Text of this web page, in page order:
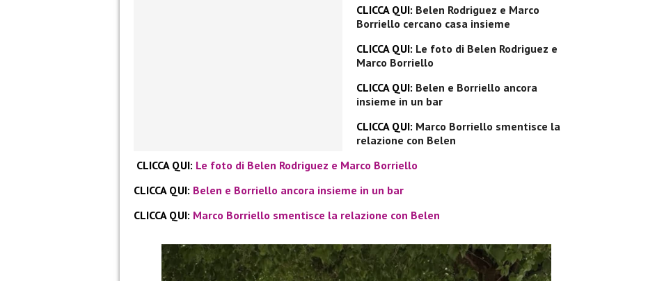
CLICCA QUI: Belen Rodriguez e Marco
Borriello cercano casa insieme
CLICCA QUI: Le foto di Belen Rodriguez e
Marco Borriello
CLICCA QUI: Belen e Borriello ancora
insieme in un bar
CLICCA QUI: Marco Borriello smentisce la
relazione con Belen
CLICCA QUI: Le foto di Belen Rodriguez e Marco Borriello
CLICCA QUI: Belen e Borriello ancora insieme in un bar
CLICCA QUI: Marco Borriello smentisce la relazione con Belen